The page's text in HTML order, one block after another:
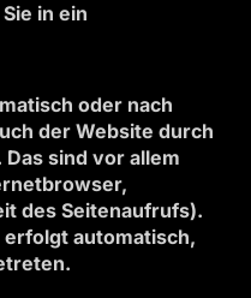
in ein
oder nach
der Website durch
sind vor allem
des Seitenaufrufs).
erfolgt automatisch,